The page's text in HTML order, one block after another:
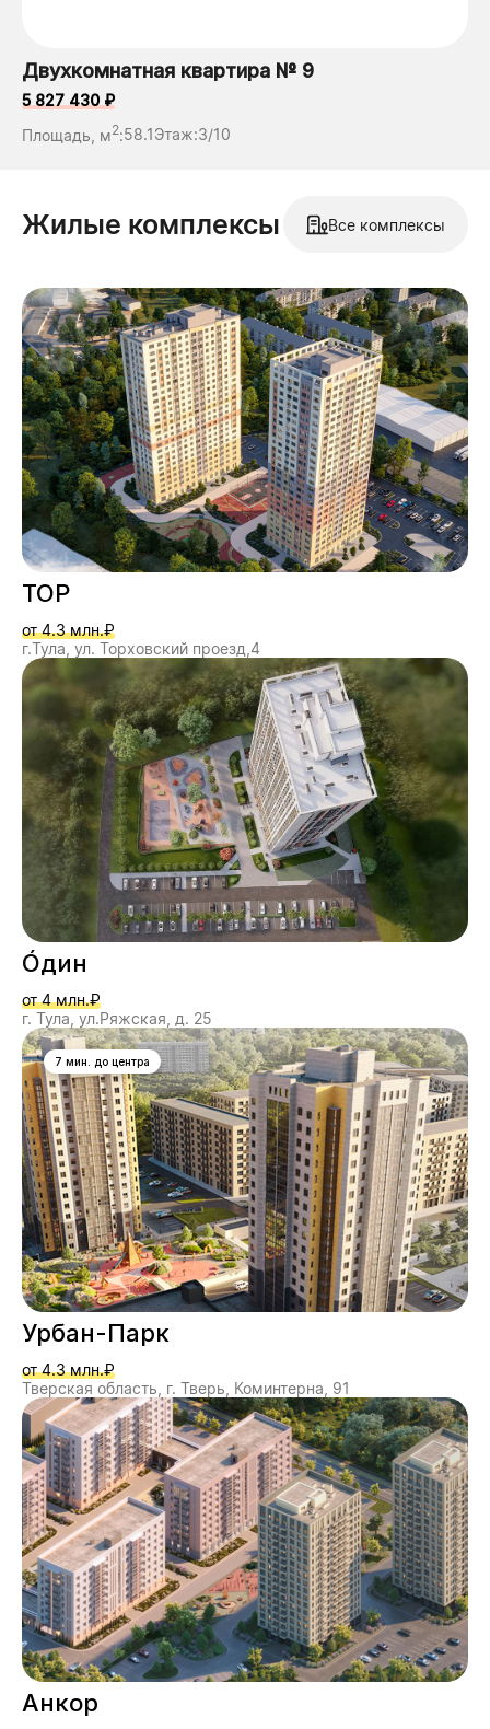
Двухкомнатная квартира № 9
5 827 430 ₽
Площадь, м2:58.1Этаж:3/10
Жилые комплексы Все комплексы
ТОР
от 4.3 млн.₽
г.Тула, ул. Торховский проезд,4
О́дин
от 4 млн.₽
г. Тула, ул.Ряжская, д. 25
7 мин. до центра
Урбан-Парк
от 4.3 млн.₽
Тверская область, г. Тверь, Коминтерна, 91
Анкор